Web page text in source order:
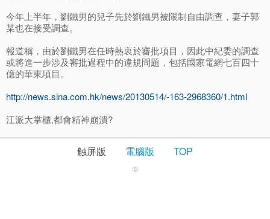
今年上半年，劉鐵男的兒子先於劉鐵男被限制自由調查，妻子郭
某也在接受調查。
報道稱，由於劉鐵男在任時熱衷於審批項目，因此中紀委的調查
或將進一步涉及審批過程中的違規問題，包括國家電網七百四十
億的華東項目。
http://news.sina.com.hk/news/20130514/-163-2968360/1.html
江派大掌櫃,都會精神崩潰?
触屏版 電腦版 TOP
©